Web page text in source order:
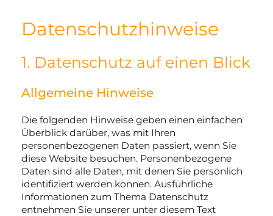
InhaltDatenschutz­hinweise
1. Datenschutz auf einen Blick
Allgemeine Hinweise
Die folgenden Hinweise geben einen einfachen
Überblick darüber, was mit Ihren
personenbezogenen Daten passiert, wenn Sie
diese Website besuchen. Personenbezogene
Daten sind alle Daten, mit denen Sie persönlich
identifiziert werden können. Ausführliche
Informationen zum Thema Datenschutz
entnehmen Sie unserer unter diesem Text